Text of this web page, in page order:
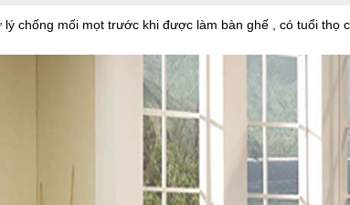
chống mối mọt trước khi được làm bàn ghế , có tuổi